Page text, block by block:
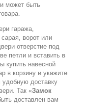
может быть
гаража,
ворот или
отверстие под
петли и вставить в
купить навесной
в корзину и укажите
доставку
Так «Замок
доставлен вам